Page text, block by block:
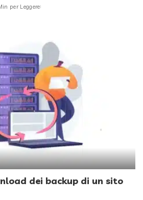
per Leggere
dei backup di un sito